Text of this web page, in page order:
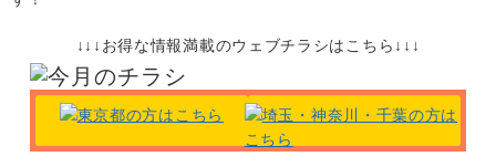
↓↓↓お得な情報満載のウェブチラシはこちら↓↓↓